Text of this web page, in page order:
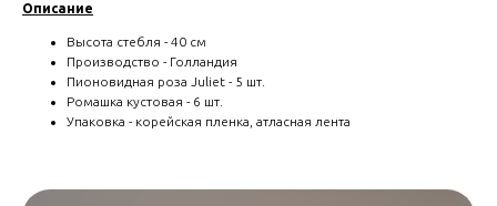
Описание
Высота стебля - 40 см
Производство - Голландия
Пионовидная роза Juliet - 5 шт.
Ромашка кустовая - 6 шт.
Упаковка - корейская пленка, атласная лента